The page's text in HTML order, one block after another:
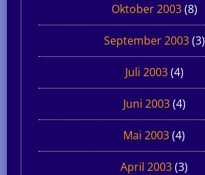
Oktober 2003(8)
September 2003(3)
Juli 2003(4)
Juni 2003(4)
Mai 2003(4)
April 2003(3)